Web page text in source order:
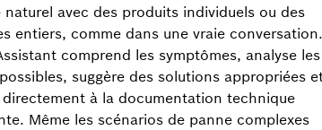
naturel avec des produits individuels ou des
entiers, comme dans une vraie
comprend les symptômes, analyse les
suggère des solutions appropriées
directement à la documentation technique
Même les scénarios de panne complexes